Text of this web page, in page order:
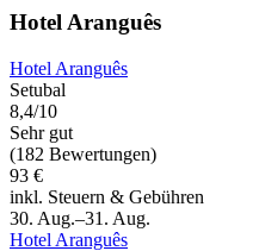
Hotel Aranguês
Hotel Aranguês
Setubal
8,4/10
Sehr gut
(182 Bewertungen)
93 €
inkl. Steuern & Gebühren
30. Aug.–31. Aug.
Hotel Aranguês